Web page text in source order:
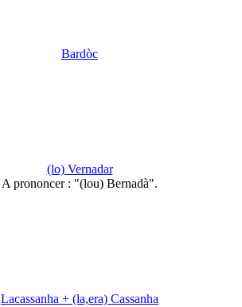
Bardòc
(lo) Vernadar
A prononcer : "(lou) Bernadà".
Lacassanha + (la,era) Cassanha